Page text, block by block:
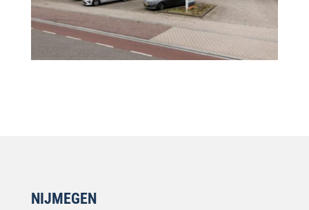
NIJMEGEN